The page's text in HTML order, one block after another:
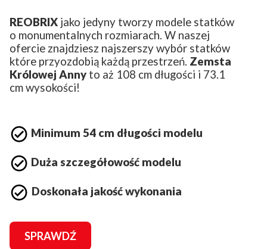
REOBRIX jako jedyny tworzy modele statków
o monumentalnych rozmiarach. W naszej
ofercie znajdziesz najszerszy wybór statków
które przyozdobią każdą przestrzeń. Zemsta
Królowej Anny to aż 108 cm długości i 73.1
cm wysokości!
Minimum 54 cm długości modelu
Duża szczegółowość modelu
Doskonała jakość wykonania
SPRAWDŹ